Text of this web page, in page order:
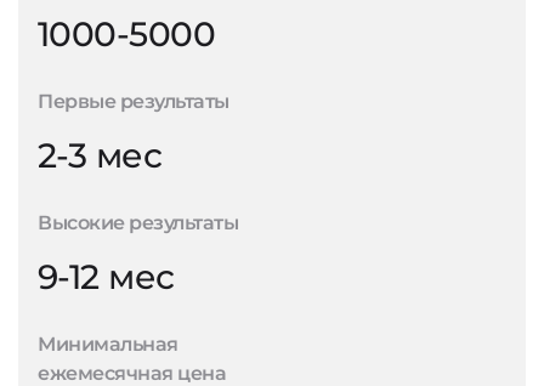
1000-5000
Первые результаты
2-3 мес
Высокие результаты
9-12 мес
Минимальная
ежемесячная цена